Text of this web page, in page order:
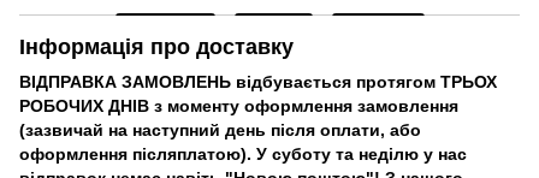
Інформація про доставку
ВІДПРАВКА ЗАМОВЛЕНЬ відбувається протягом ТРЬОХ
РОБОЧИХ ДНІВ з моменту оформлення замовлення
(зазвичай на наступний день після оплати, або
оформлення післяплатою). У суботу та неділю у нас